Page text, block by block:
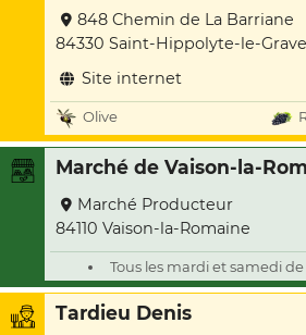
848 Chemin de La Barriane
84330 Saint-Hippolyte-le-
Site internet
Olive
Marché de Vaison-la-
Marché Producteur
84110 Vaison-la-Romaine
Tous les mardi et samedi de
Tardieu Denis